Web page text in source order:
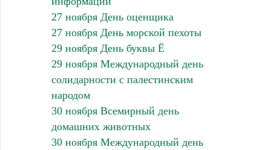
27 ноября День оценщика
27 ноября День морской пехоты
29 ноября День буквы Ё
29 ноября Международный день
солидарности с палестинским
народом
30 ноября Всемирный день
домашних животных
30 ноября Международный день